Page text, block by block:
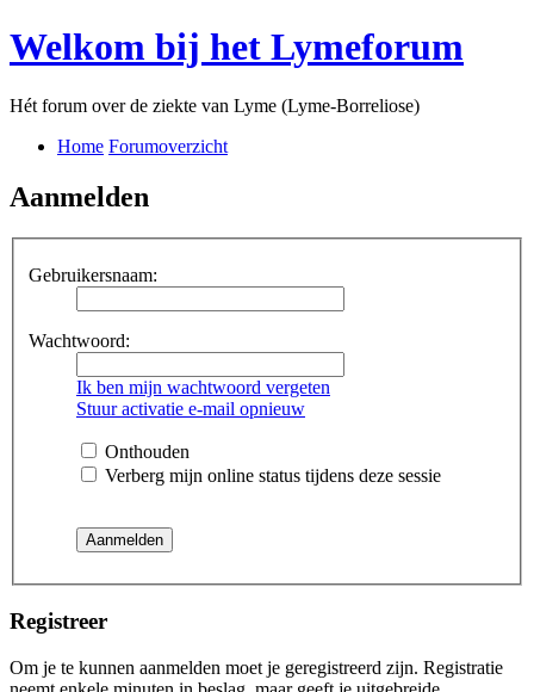
Welkom bij het Lymeforum
Hét forum over de ziekte van Lyme (Lyme-Borreliose)
Home Forumoverzicht
Aanmelden
Gebruikersnaam:
Wachtwoord:
Ik ben mijn wachtwoord vergeten
Stuur activatie e-mail opnieuw
Onthouden
Verberg mijn online status tijdens deze sessie
Registreer
Om je te kunnen aanmelden moet je geregistreerd zijn. Registratie